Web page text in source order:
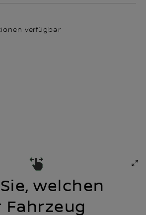
verfügbar
welchen
Fahrzeug